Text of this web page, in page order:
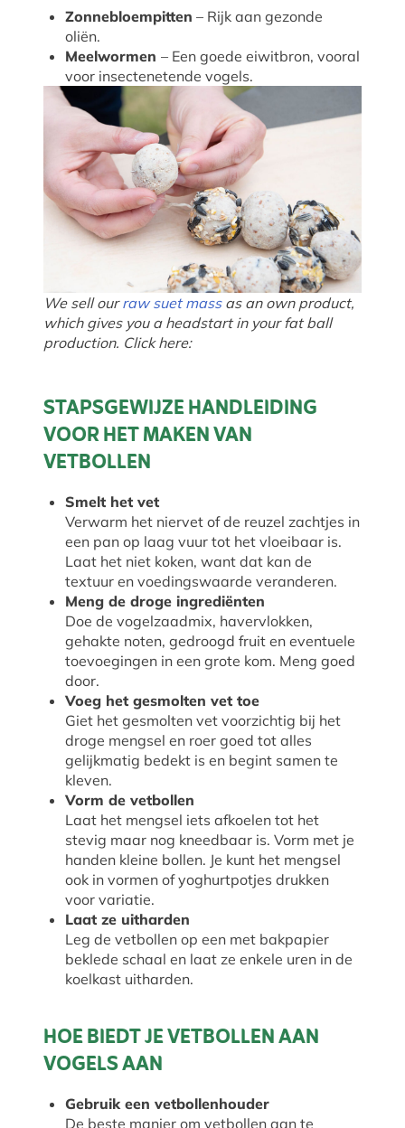
Zonnebloempitten – Rijk aan gezonde
oliën.
Meelwormen – Een goede eiwitbron, vooral
voor insectenetende vogels.
We sell ourraw suet massas an own product,
which gives you a headstart in your fat ball
production. Click here:
STAPSGEWIJZE HANDLEIDING
VOOR HET MAKEN VAN
VETBOLLEN
Smelt het vet
Verwarm het niervet of de reuzel zachtjes in
een pan op laag vuur tot het vloeibaar is.
Laat het niet koken, want dat kan de
textuur en voedingswaarde veranderen.
Meng de droge ingrediënten
Doe de vogelzaadmix, havervlokken,
gehakte noten, gedroogd fruit en eventuele
toevoegingen in een grote kom. Meng goed
door.
Voeg het gesmolten vet toe
Giet het gesmolten vet voorzichtig bij het
droge mengsel en roer goed tot alles
gelijkmatig bedekt is en begint samen te
kleven.
Vorm de vetbollen
Laat het mengsel iets afkoelen tot het
stevig maar nog kneedbaar is. Vorm met je
handen kleine bollen. Je kunt het mengsel
ook in vormen of yoghurtpotjes drukken
voor variatie.
Laat ze uitharden
Leg de vetbollen op een met bakpapier
beklede schaal en laat ze enkele uren in de
koelkast uitharden.
HOE BIEDT JE VETBOLLEN AAN
VOGELS AAN
Gebruik een vetbollenhouder
De beste manier om vetbollen aan te